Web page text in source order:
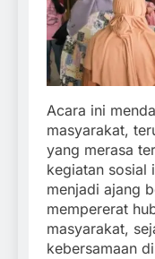
Acara ini
masyarakat,
yang merasa
kegiatan sosial
menjadi ajang
mempererat
masyarakat,
kebersamaan